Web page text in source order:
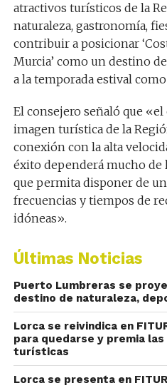
atractivos turísticos de la
naturaleza, gastronomía,
contribuir a posicionar
Murcia’ como un destino
a la temporada estival
El consejero señaló que
imagen turística de la
conexión con la alta
éxito dependerá mucho de
que permita disponer de
frecuencias y tiempos de
idóneas».
Últimas Noticias
Puerto Lumbreras se
destino de naturaleza,
Lorca se reivindica en
para quedarse y premia
turísticas
Lorca se presenta en